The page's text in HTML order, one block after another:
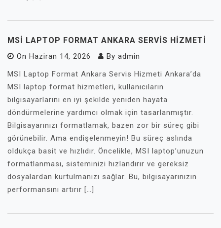
MSI LAPTOP FORMAT ANKARA SERVIS HIZMETI
On Haziran 14, 2026 By admin
MSI Laptop Format Ankara Servis Hizmeti Ankara’da
MSI laptop format hizmetleri, kullanıcıların
bilgisayarlarını en iyi şekilde yeniden hayata
döndürmelerine yardımcı olmak için tasarlanmıştır.
Bilgisayarınızı formatlamak, bazen zor bir süreç gibi
görünebilir. Ama endişelenmeyin! Bu süreç aslında
oldukça basit ve hızlıdır. Öncelikle, MSI laptop’unuzun
formatlanması, sisteminizi hızlandırır ve gereksiz
dosyalardan kurtulmanızı sağlar. Bu, bilgisayarınızın
performansını artırır […]